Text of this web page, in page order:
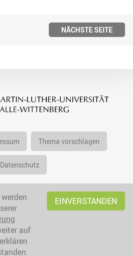
NÄCHSTE SEITE
Thema vorschlagen
Datenschutz
auf
EINVERSTANDEN